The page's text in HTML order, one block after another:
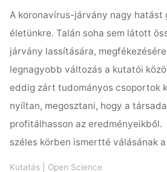
A koronavírus-járvány nagy hatást
életünkre. Talán soha sem látott
járvány lassítására,
legnagyobb változás a kutatói
eddig zárt tudományos csoportok
nyíltan, megosztani, hogy a
profitálhasson az eredményeikből.
széles körben ismertté válásának
Kutatás
Open Science